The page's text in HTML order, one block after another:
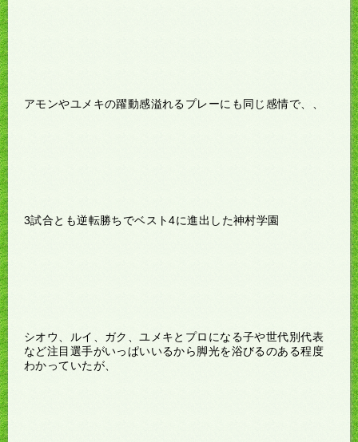
アモンやユメキの躍動感溢れるプレーにも同じ感情で、、
3試合とも逆転勝ちでベスト4に進出した神村学園
シオウ、ルイ、ガク、ユメキとプロになる子や世代別代表
など注目選手がいっぱいいるから脚光を浴びるのある程度
わかっていたが、